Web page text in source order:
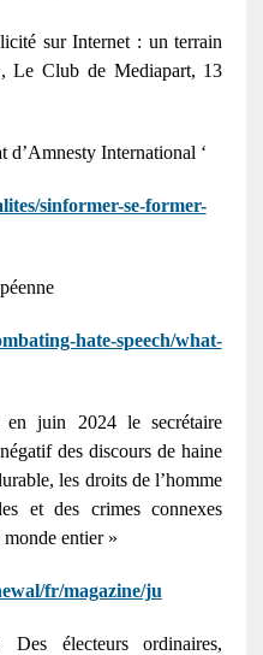
sur Internet : un terrain
Le Club de Mediapart, 13
d’Amnesty International ‘
sinformer-se-former-
hate-speech/what-
juin 2024 le secrétaire
des discours de haine
les droits de l’homme
et des crimes connexes
monde entier »
fr/magazine/ju
électeurs ordinaires,